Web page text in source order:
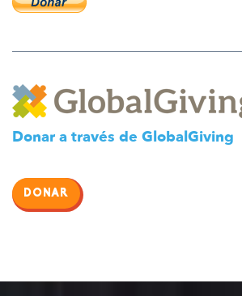
Donar a través de GlobalGiving
DONAR